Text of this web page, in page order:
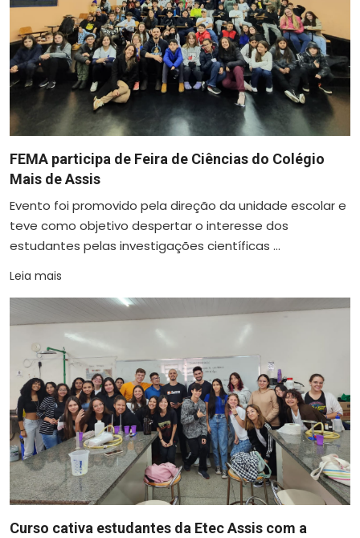
FEMA participa de Feira de Ciências do Colégio
Mais de Assis
Evento foi promovido pela direção da unidade escolar e
teve como objetivo despertar o interesse dos
estudantes pelas investigações científicas ...
Leia mais
Curso cativa estudantes da Etec Assis com a